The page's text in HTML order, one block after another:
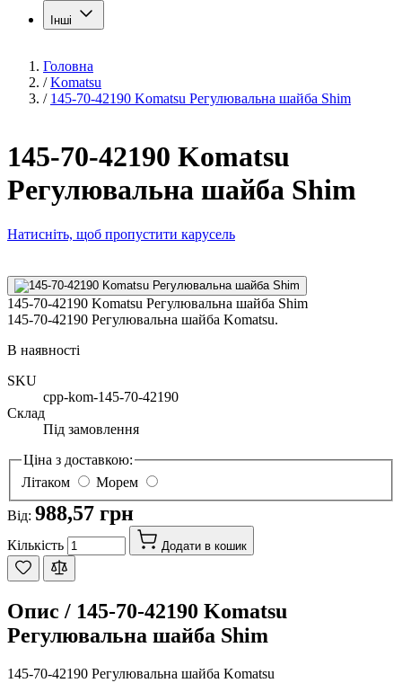
Інші
Головна
/ Komatsu
/ 145-70-42190 Komatsu Регулювальна шайба Shim
145-70-42190 Komatsu
Регулювальна шайба Shim
Натисніть, щоб пропустити карусель
145-70-42190 Komatsu Регулювальна шайба Shim
145-70-42190 Регулювальна шайба Komatsu.
В наявності
SKU
cpp-kom-145-70-42190
Склад
Під замовлення
Ціна з доставкою:
Літаком
Морем
Від: 988,57 грн
Кількість Додати в кошик
Опис / 145-70-42190 Komatsu
Регулювальна шайба Shim
145-70-42190 Регулювальна шайба Komatsu